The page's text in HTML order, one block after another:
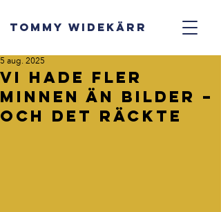
TOMMY WIDEKÄRR
Vi hade fler
minnen än bilder –
och det räckte
5 aug. 2025